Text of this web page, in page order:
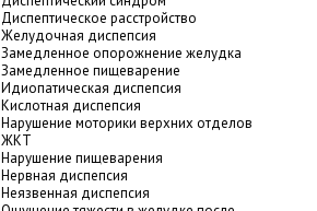
Диспептическое расстройство
Желудочная диспепсия
Замедленное опорожнение желудка
Замедленное пищеварение
Идиопатическая диспепсия
Кислотная диспепсия
Нарушение моторики верхних отделов
ЖКТ
Нарушение пищеварения
Нервная диспепсия
Неязвенная диспепсия